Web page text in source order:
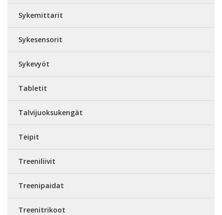
Sykemittarit
Sykesensorit
Sykevyöt
Tabletit
Talvijuoksukengät
Teipit
Treeniliivit
Treenipaidat
Treenitrikoot